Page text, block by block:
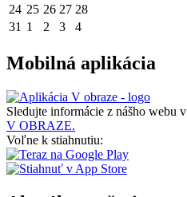
24 25 26 27 28
31 1 2 3 4
Mobilná aplikácia
Sledujte informácie z nášho webu v
V OBRAZE.
Voľne k stiahnutiu: